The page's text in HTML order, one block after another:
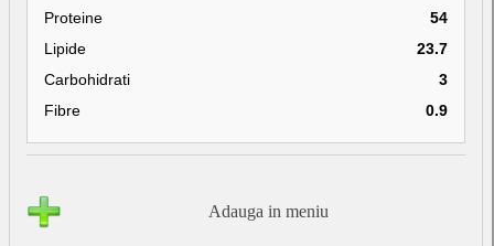
Proteine
54
Lipide
23.7
Carbohidrati
3
Fibre
0.9
Adauga in meniu